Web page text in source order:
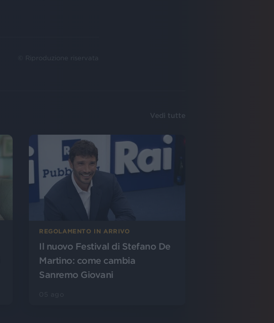
© Riproduzione riservata
Vedi tutte
REGOLAMENTO IN ARRIVO
Il nuovo Festival di Stefano De
Martino: come cambia
Sanremo Giovani